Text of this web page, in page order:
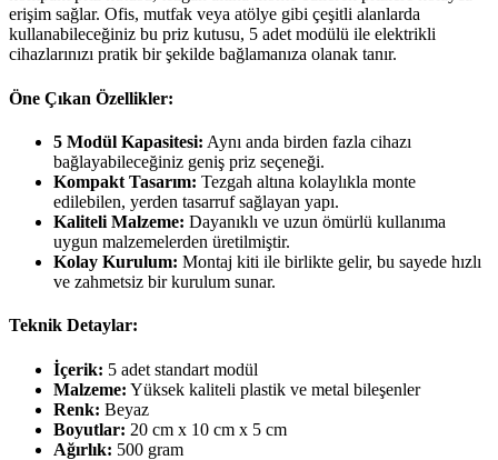
erişim sağlar. Ofis, mutfak veya atölye gibi çeşitli alanlarda
kullanabileceğiniz bu priz kutusu, 5 adet modülü ile elektrikli
cihazlarınızı pratik bir şekilde bağlamanıza olanak tanır.
Öne Çıkan Özellikler:
5 Modül Kapasitesi: Aynı anda birden fazla cihazı
bağlayabileceğiniz geniş priz seçeneği.
Kompakt Tasarım: Tezgah altına kolaylıkla monte
edilebilen, yerden tasarruf sağlayan yapı.
Kaliteli Malzeme: Dayanıklı ve uzun ömürlü kullanıma
uygun malzemelerden üretilmiştir.
Kolay Kurulum: Montaj kiti ile birlikte gelir, bu sayede hızlı
ve zahmetsiz bir kurulum sunar.
Teknik Detaylar:
İçerik: 5 adet standart modül
Malzeme: Yüksek kaliteli plastik ve metal bileşenler
Renk: Beyaz
Boyutlar: 20 cm x 10 cm x 5 cm
Ağırlık: 500 gram